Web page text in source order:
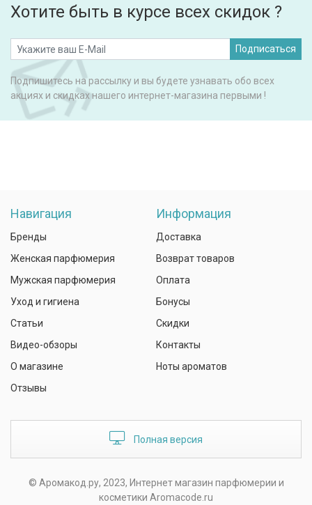
Хотите быть в курсе всех скидок ?
Подписаться
Подпишитесь на рассылку и вы будете узнавать обо всех
акциях и скидках нашего интернет-магазина первыми !
Навигация
Бренды
Женская парфюмерия
Мужская парфюмерия
Уход и гигиена
Статьи
Видео-обзоры
О магазине
Отзывы
Информация
Доставка
Возврат товаров
Оплата
Бонусы
Скидки
Контакты
Ноты ароматов
Полная версия
© Аромакод.ру, 2023, Интернет магазин парфюмерии и
косметики Aromacode.ru